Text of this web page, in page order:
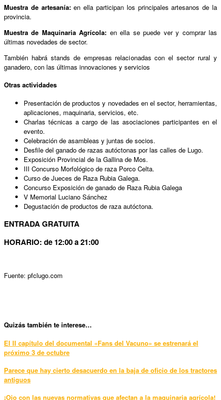
Muestra de artesanía:en ella participan los principales artesanos de la
provincia.
Muestra de Maquinaria Agrícola: en ella se puede ver y comprar las
últimas novedades de sector.
También habrá stands de empresas relacionadas con el sector rural y
ganadero, con las últimas innovaciones y servicios
Otras actividades
Presentación de productos y novedades en el sector, herramientas,
aplicaciones, maquinaria, servicios, etc.
Charlas técnicas a cargo de las asociaciones participantes en el
evento.
Celebración de asambleas y juntas de socios.
Desfile del ganado de razas autóctonas por las calles de Lugo.
Exposición Provincial de la Gallina de Mos.
III Concurso Morfológico de raza Porco Celta.
Curso de Jueces de Raza Rubia Galega.
Concurso Exposición de ganado de Raza Rubia Galega
V Memorial Luciano Sánchez
Degustación de productos de raza autóctona.
ENTRADA GRATUITA
HORARIO: de 12:00 a 21:00
Fuente: pfclugo.com
Quizás también te interese…
El II capítulo del documental «Fans del Vacuno» se estrenará el
próximo 3 de octubre
Parece que hay cierto desacuerdo en la baja de oficio de los tractores
antiguos
¡Ojo con las nuevas normativas que afectan a la maquinaria agrícola!